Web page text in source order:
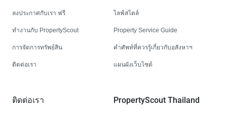
ลงประกาศกับเรา ฟรี
ทำงานกับ PropertyScout
การจัดการทรัพย์สิน
ติดต่อเรา
ไลฟ์สไตล์
Property Service Guide
คำศัพท์ที่ควรรู้เกี่ยวกับอสังหาฯ
แผนผังเว็บไซต์
ติดต่อเรา PropertyScout Thailand